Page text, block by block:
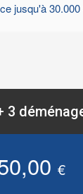
jusqu'à 30.000
3
€